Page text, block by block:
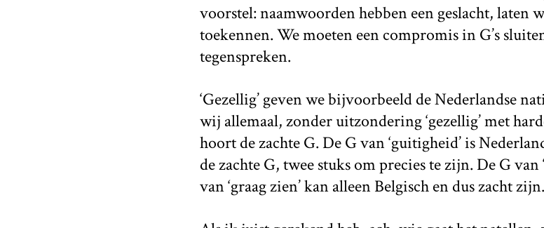
voorstel: naamwoorden hebben een geslacht, laten
toekennen. We moeten een compromis in G’s
tegenspreken.
‘Gezellig’ geven we bijvoorbeeld de Nederlandse
wij allemaal, zonder uitzondering ‘gezellig’ met
hoort de zachte G. De G van ‘guitigheid’ is
de zachte G, twee stuks om precies te zijn. De G van
van ‘graag zien’ kan alleen Belgisch en dus zacht zijn.